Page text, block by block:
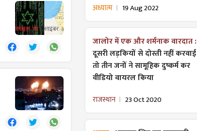
अध्यात्म 19 Aug 2022
जालोर में एक और शर्मनाक वारदात :
दूसरी लड़कियों से दोस्ती नहीं करवाई
तो तीन जनों ने सामूहिक दुष्कर्म कर
वीडियो वायरल किया
राजस्थान 23 Oct 2020